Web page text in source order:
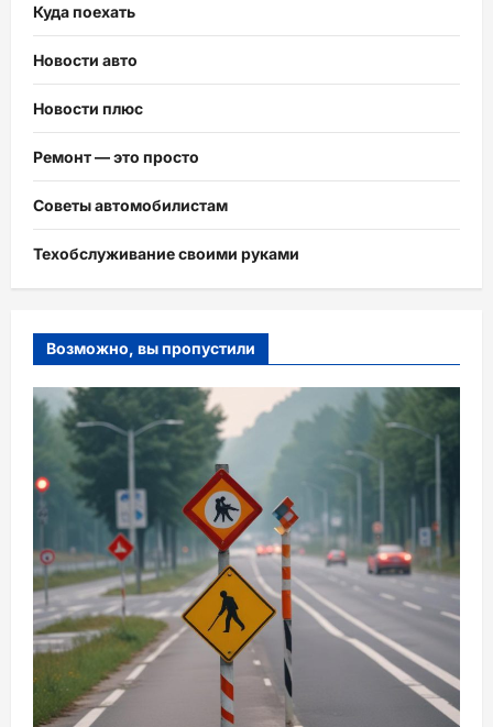
Куда поехать
Новости авто
Новости плюс
Ремонт — это просто
Советы автомобилистам
Техобслуживание своими руками
Возможно, вы пропустили